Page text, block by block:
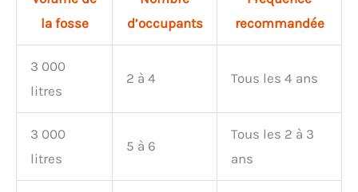
la fosse
d’occupants
recommandée
3 000
litres
2 à 4 Tous les 4 ans
3 000
litres
5 à 6
Tous les 2 à 3
ans